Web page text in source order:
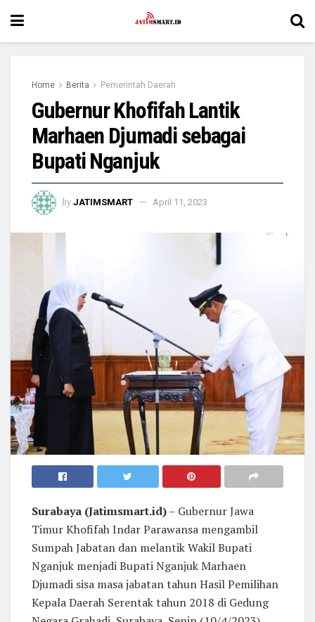
Home Berita Pemerintah Daerah
Gubernur Khofifah Lantik
Marhaen Djumadi sebagai
Bupati Nganjuk
by JATIMSMART April 11, 2023
Surabaya (Jatimsmart.id)– Gubernur Jawa
Timur Khofifah Indar Parawansa mengambil
Sumpah Jabatan dan melantik Wakil Bupati
Nganjuk menjadi Bupati Nganjuk Marhaen
Djumadi sisa masa jabatan tahun Hasil Pemilihan
Kepala Daerah Serentak tahun 2018 di Gedung